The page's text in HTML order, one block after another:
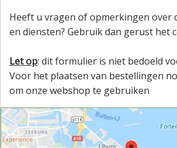
Heeft u vragen of opmerkingen over
en diensten? Gebruik dan gerust het
Let op: dit formulier is niet bedoeld
Voor het plaatsen van bestellingen
om onze webshop te gebruiken